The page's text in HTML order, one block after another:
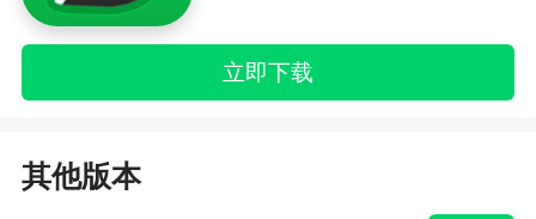
立即下载
其他版本